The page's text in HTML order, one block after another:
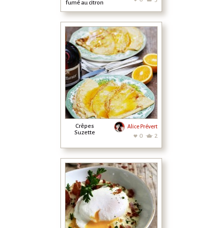
fumé au citron
Crêpes
Suzette
Alice Prévert
0 2